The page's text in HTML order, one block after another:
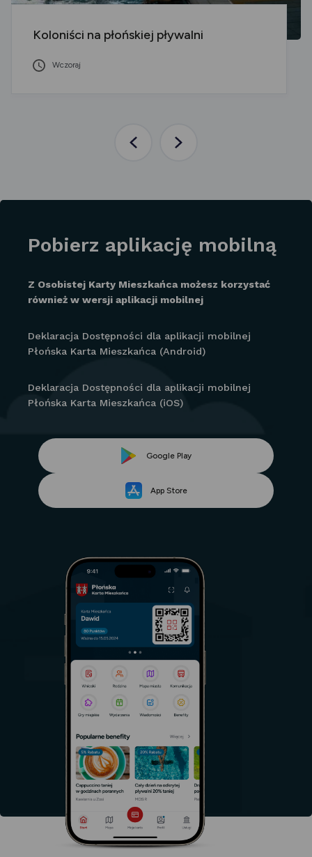
Koloniści na płońskiej pływalni
Wczoraj
PoprzedniaNastępna
Pobierz aplikację mobilną
Z Osobistej Karty Mieszkańca możesz korzystać
również w wersji aplikacji mobilnej
Deklaracja Dostępności dla aplikacji mobilnej
Płońska Karta Mieszkańca (Android)
Deklaracja Dostępności dla aplikacji mobilnej
Płońska Karta Mieszkańca (iOS)
Google PlayLink
w
App StoreLink
się
w
nowej
karcie